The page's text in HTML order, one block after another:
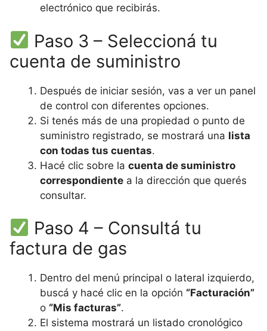
electrónico que recibirás.
Paso 3 – Seleccioná tu
cuenta de suministro
Después de iniciar sesión, vas a ver un panel
de control con diferentes opciones.
Si tenés más de una propiedad o punto de
suministro registrado, se mostrará una lista
con todas tus cuentas.
Hacé clic sobre la cuenta de suministro
correspondiente a la dirección que querés
consultar.
Paso 4 – Consultá tu
factura de gas
Dentro del menú principal o lateral izquierdo,
buscá y hacé clic en la opción “Facturación”
o “Mis facturas”.
El sistema mostrará un listado cronológico